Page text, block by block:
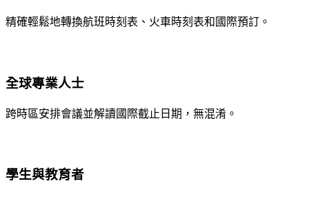
精確輕鬆地轉換航班時刻表、火車時刻表和國際預訂。
全球專業人士
跨時區安排會議並解讀國際截止日期，無混淆。
學生與教育者